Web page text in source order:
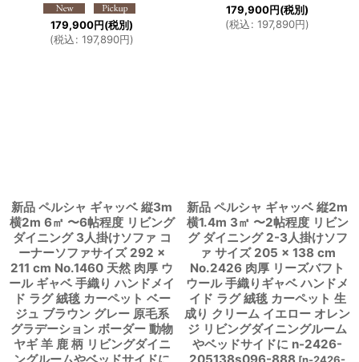
179,900円(税別)
(税込: 197,890円)
179,900円(税別)
(税込: 197,890円)
新品 ペルシャ ギャッベ 縦3m
横2m 6㎡ 〜6帖程度 リビング
ダイニング 3人掛けソファ コ
ーナーソファサイズ 292 ×
211 cm No.1460 天然 肉厚 ウ
ール ギャベ 手織り ハンドメイ
ド ラグ 絨毯 カーペット ベー
ジュ ブラウン グレー 原毛系
グラデーション ボーダー 動物
ヤギ 羊 鹿 柄 リビングダイニ
新品 ペルシャ ギャッベ 縦2m
横1.4m 3㎡ 〜2帖程度 リビン
グ ダイニング 2-3人掛けソフ
ァ サイズ 205 × 138 cm
No.2426 肉厚 リーズバフト
ウール 手織りギャベ ハンドメ
イド ラグ 絨毯 カーペット 生
成り クリーム イエロー オレン
ジ リビングダイニングルーム
やベッドサイドに n-2426-